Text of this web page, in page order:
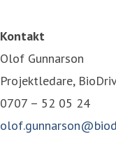
Kontakt
Olof Gunnarson
Projektledare,
0707 – 52 05 24